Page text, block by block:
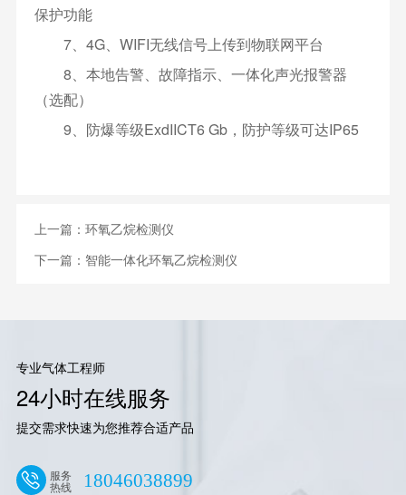
保护功能
7、4G、WIFI无线信号上传到物联网平台
8、本地告警、故障指示、一体化声光报警器
（选配）
9、防爆等级ExdIICT6 Gb，防护等级可达IP65
上一篇：环氧乙烷检测仪
下一篇：智能一体化环氧乙烷检测仪
专业气体工程师
24小时在线服务
提交需求快速为您推荐合适产品
服务
热线 18046038899